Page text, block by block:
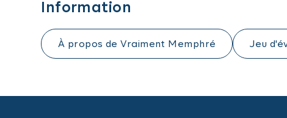
Information
À propos de Vraiment Memphré Jeu